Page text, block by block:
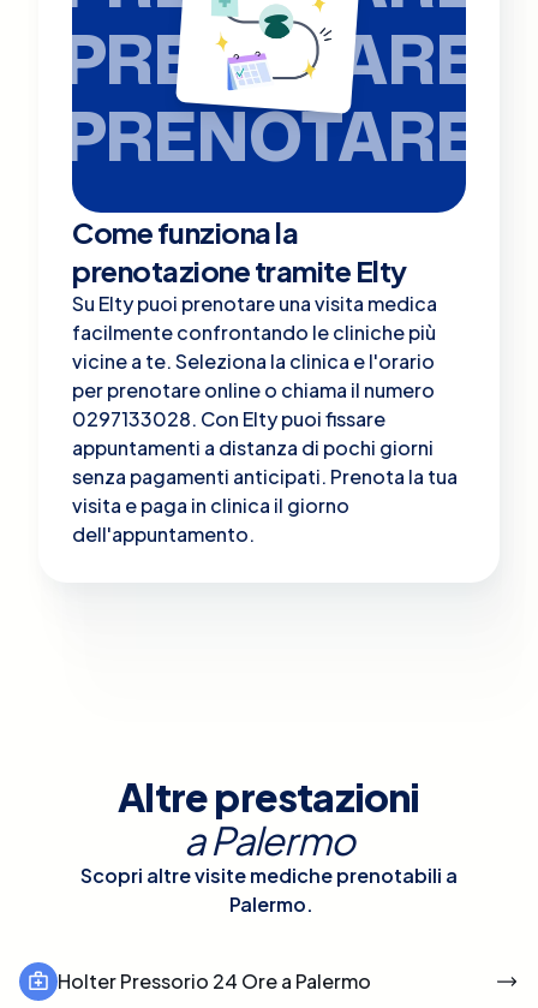
PRENOTARE
PRENOTARE
Come funziona la
prenotazione tramite Elty
Su Elty puoi prenotare una visita medica
facilmente confrontando le cliniche più
vicine a te. Seleziona la clinica e l'orario
per prenotare online o chiama il numero
0297133028. Con Elty puoi fissare
appuntamenti a distanza di pochi giorni
senza pagamenti anticipati. Prenota la tua
visita e paga in clinica il giorno
dell'appuntamento.
Altre prestazioni
aPalermo
Scopri altre visite mediche prenotabili a
Palermo.
Holter Pressorio 24 Ore a Palermo